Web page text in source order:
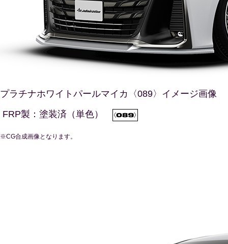
プラチナホワイトパールマイカ〈089〉イメージ画像
FRP製：塗装済（単色）
※CG合成画像となります。